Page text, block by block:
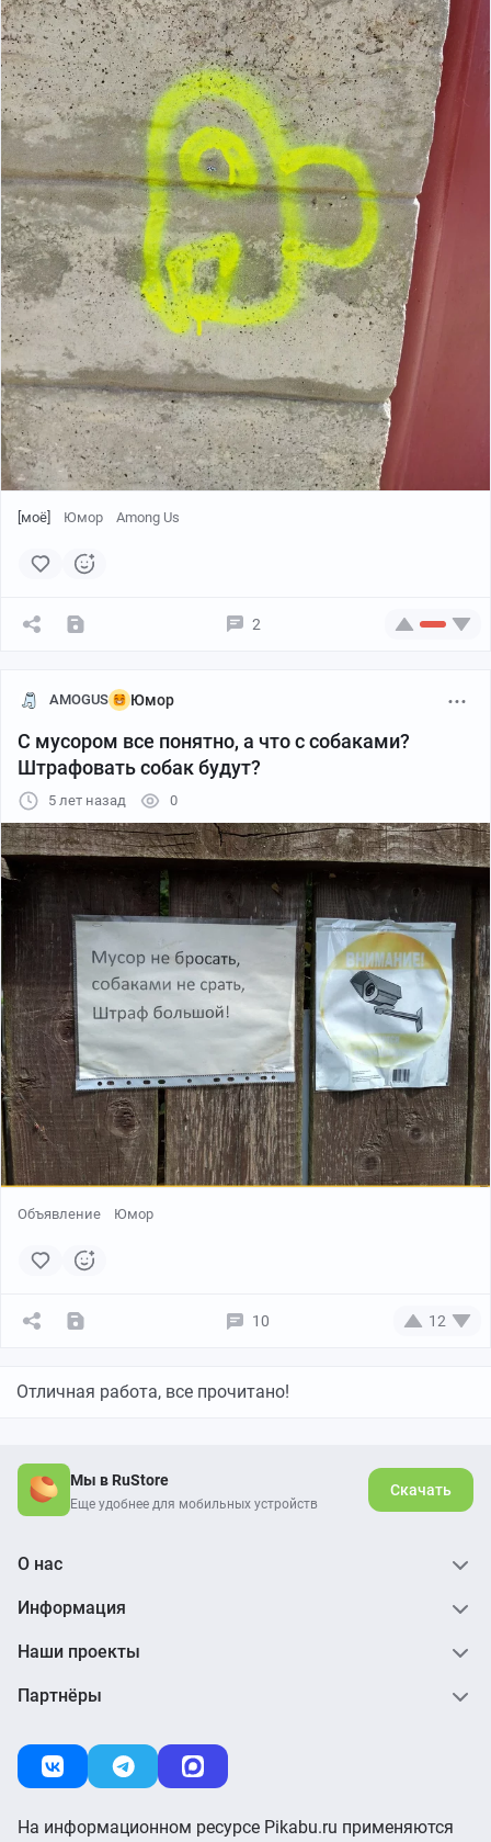
[моё] Юмор Among Us
2
AMOGUS Юмор
С мусором все понятно, а что с собаками?
Штрафовать собак будут?
5 лет назад 0
Объявление Юмор
10 12
Отличная работа, все прочитано!
Мы в RuStore
Еще удобнее для мобильных устройств
Скачать
О нас
Информация
Наши проекты
Партнёры
На информационном ресурсе Pikabu.ru применяются